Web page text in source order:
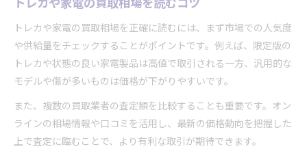
トレカや家電の買取相場を正確に読むには、まず市場での人気度
や供給量をチェックすることがポイントです。例えば、限定版の
トレカや状態の良い家電製品は高値で取引される一方、汎用的な
モデルや傷が多いものは価格が下がりやすいです。
また、複数の買取業者の査定額を比較することも重要です。オン
ラインの相場情報や口コミを活用し、最新の価格動向を把握した
上で査定に臨むことで、より有利な取引が期待できます。